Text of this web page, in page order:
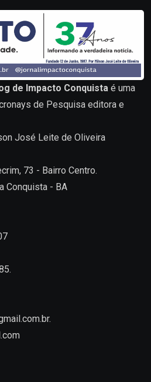
de Impacto Conquista é uma
de Pesquisa editora e
José Leite de Oliveira
73 - Bairro Centro.
Conquista - BA
.